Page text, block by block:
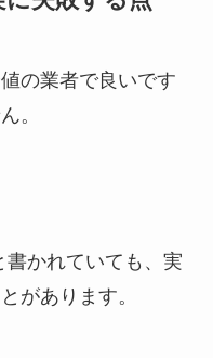
の業者で良いです
。
書かれていても、実
があります。